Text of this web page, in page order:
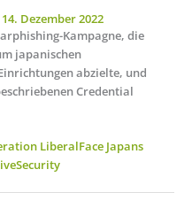
14. Dezember 2022
Kampagne, die
japanischen
abzielte, und
Credential
LiberalFace Japans